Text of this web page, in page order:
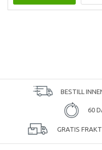
BESTILL
60
GRATIS